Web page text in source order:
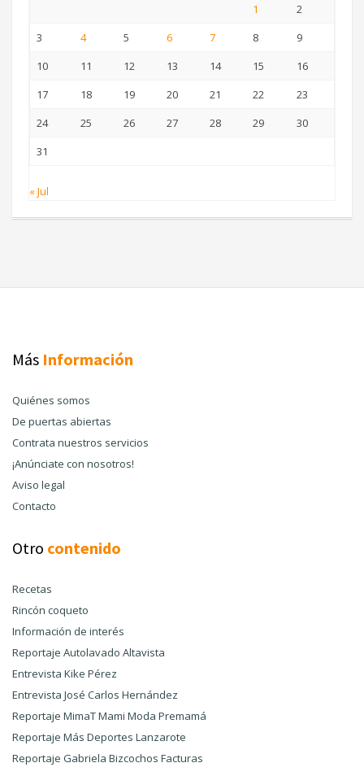
1
2
3
4 5 6 7 8
9
10
11 12 13 14 15
16
17
18 19 20 21 22
23
24
25 26 27 28 29
30
31
« Jul
Más Información
Quiénes somos
De puertas abiertas
Contrata nuestros servicios
¡Anúnciate con nosotros!
Aviso legal
Contacto
Otro contenido
Recetas
Rincón coqueto
Información de interés
Reportaje Autolavado Altavista
Entrevista Kike Pérez
Entrevista José Carlos Hernández
Reportaje MimaT Mami Moda Premamá
Reportaje Más Deportes Lanzarote
Reportaje Gabriela Bizcochos Facturas